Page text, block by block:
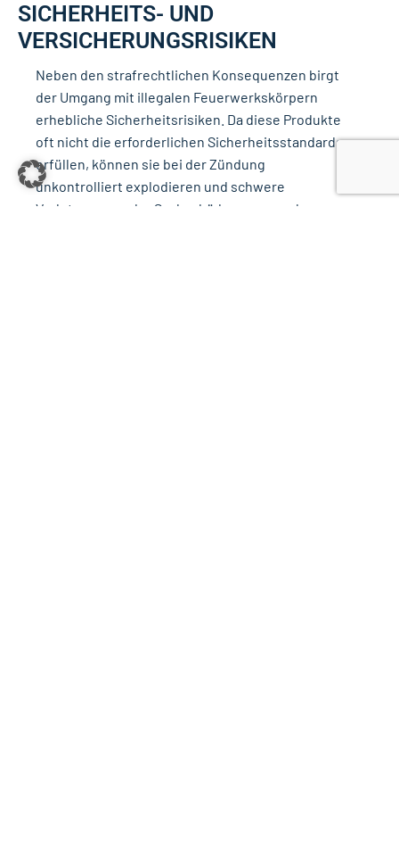
SICHERHEITS- UND
VERSICHERUNGSRISIKEN
Neben den strafrechtlichen Konsequenzen birgt
der Umgang mit illegalen Feuerwerkskörpern
erhebliche Sicherheitsrisiken. Da diese Produkte
oft nicht die erforderlichen Sicherheitsstandards
erfüllen, können sie bei der Zündung
unkontrolliert explodieren und schwere
Verletzungen oder Sachschäden verursachen.